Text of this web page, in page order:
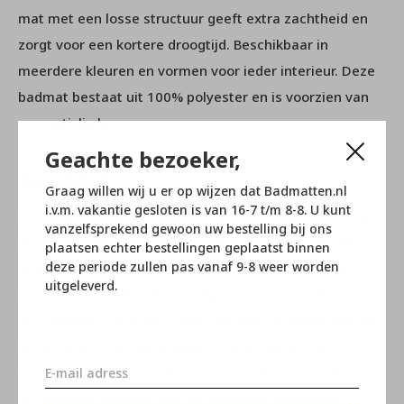
Geachte bezoeker,
Graag willen wij u er op wijzen dat Badmatten.nl
i.v.m. vakantie gesloten is van 16-7 t/m 8-8. U kunt
vanzelfsprekend gewoon uw bestelling bij ons
plaatsen echter bestellingen geplaatst binnen
deze periode zullen pas vanaf 9-8 weer worden
uitgeleverd.
mat met een losse structuur geeft extra zachtheid en
zorgt voor een kortere droogtijd. Beschikbaar in
meerdere kleuren en vormen voor ieder interieur. Deze
badmat bestaat uit 100% polyester en is voorzien van
een antislip laag.
Aquanova
Het Belgische merk Aquanova heeft een grote collectie
producten die geschikt zijn voor in de badkamer. Het
grote assortiment omslaat onder andere prachtige
handdoeken, badmatten, badjassen, wasmanden,
hoogwaardige materialen en vervaardigd met het oog